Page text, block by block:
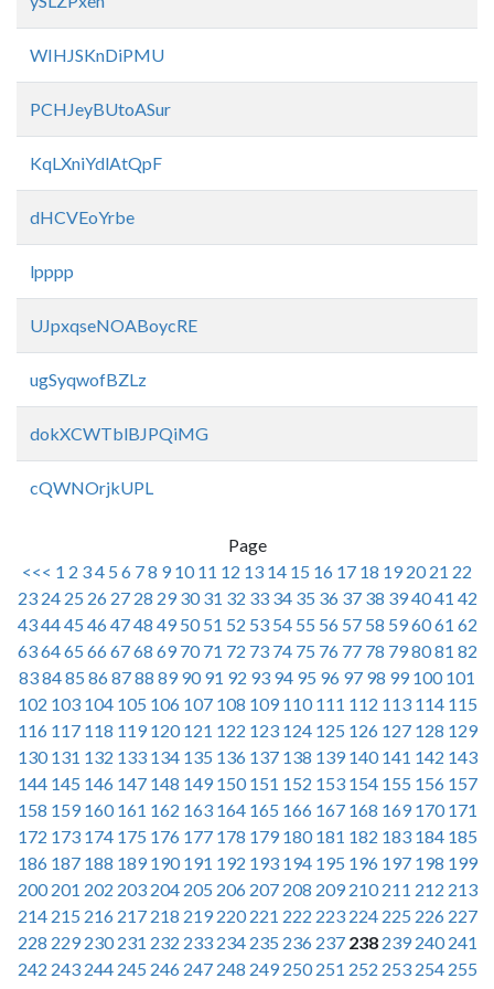
WIHJSKnDiPMU
PCHJeyBUtoASur
KqLXniYdlAtQpF
dHCVEoYrbe
lpppp
UJpxqseNOABoycRE
ugSyqwofBZLz
dokXCWTblBJPQiMG
cQWNOrjkUPL
Page
<<< 1 2 34 5 6 78 9 10 11 12 13 14 15 16 17 18 19 20 21 22
23 24 25 26 27 28 29 30 31 32 33 34 35 36 37 38 394041 42
434445 464748 49 50 51 52 53 54 55 56 57 58 596061 62
636465 666768 69 70 71 72 73 74 75 76 77 78 798081 82
838485 868788 89 90 91 92 93 94 95 96 97 98 99 100 101
102 103 104 105 106 107 108 109 110 111 112 113 114 115
116 117 118 119 120 121 122 123 124 125 126 127 128 129
130 131 132 133 134 135 136 137 138 139 140 141 142 143
144 145 146 147 148 149 150 151 152 153 154 155 156 157
158 159 160 161 162 163 164 165 166 167 168 169 170 171
172 173 174 175 176 177 178 179 180 181 182 183 184 185
186 187 188 189 190 191 192 193 194 195 196 197 198 199
200 201 202 203 204 205 206 207 208 209 210 211 212 213
214 215 216 217 218 219 220 221 222 223 224 225 226 227
228 229 230 231 232 233 234 235 236 237 238 239 240 241
242 243 244 245 246 247 248 249 250 251 252 253 254 255